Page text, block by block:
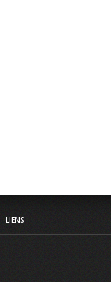
LIENS